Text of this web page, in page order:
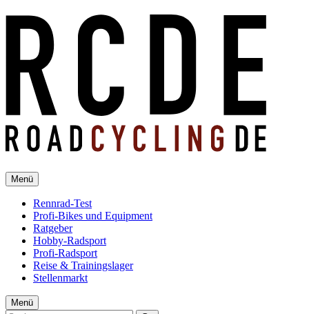
Menü
Rennrad-Test
Profi-Bikes und Equipment
Ratgeber
Hobby-Radsport
Profi-Radsport
Reise & Trainingslager
Stellenmarkt
Menü